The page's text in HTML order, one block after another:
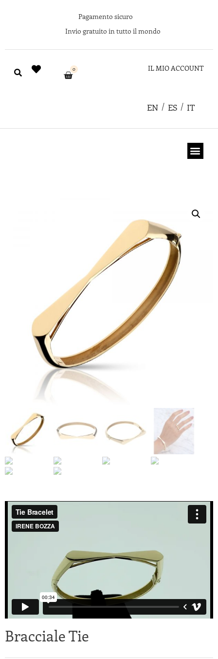
Pagamento sicuro
Invio gratuito in tutto il mondo
0 IL MIO ACCOUNT
EN ES IT
Bracciale Tie